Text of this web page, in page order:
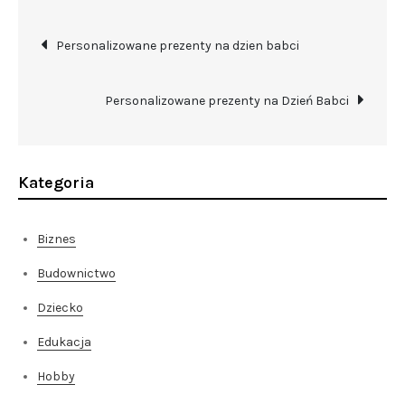
Nawigacja
wpisu
Personalizowane prezenty na dzien babci
Personalizowane prezenty na Dzień Babci
Kategoria
Biznes
Budownictwo
Dziecko
Edukacja
Hobby